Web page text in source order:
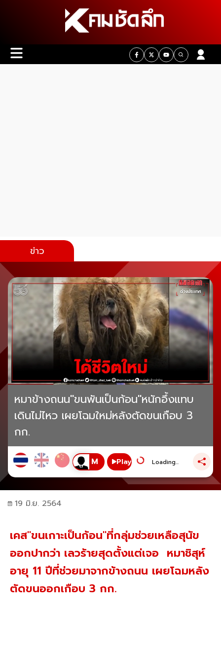
ข่าว
หมาข้างถนน"ขนพันเป็นก้อน"หนักอึ้งแทบ
เดินไม่ไหว เผยโฉมใหม่หลังตัดขนเกือบ 3
กก.
Play Loading...
19 มิ.ย. 2564
เคส"ขนเกาะเป็นก้อน"ที่กลุ่มช่วยเหลือสุนัข
ออกปากว่า เลวร้ายสุดตั้งแต่เจอ หมาชิสุห์
อายุ 11 ปีที่ช่วยมาจากข้างถนน เผยโฉมหลัง
ตัดขนออกเกือบ 3 กก.